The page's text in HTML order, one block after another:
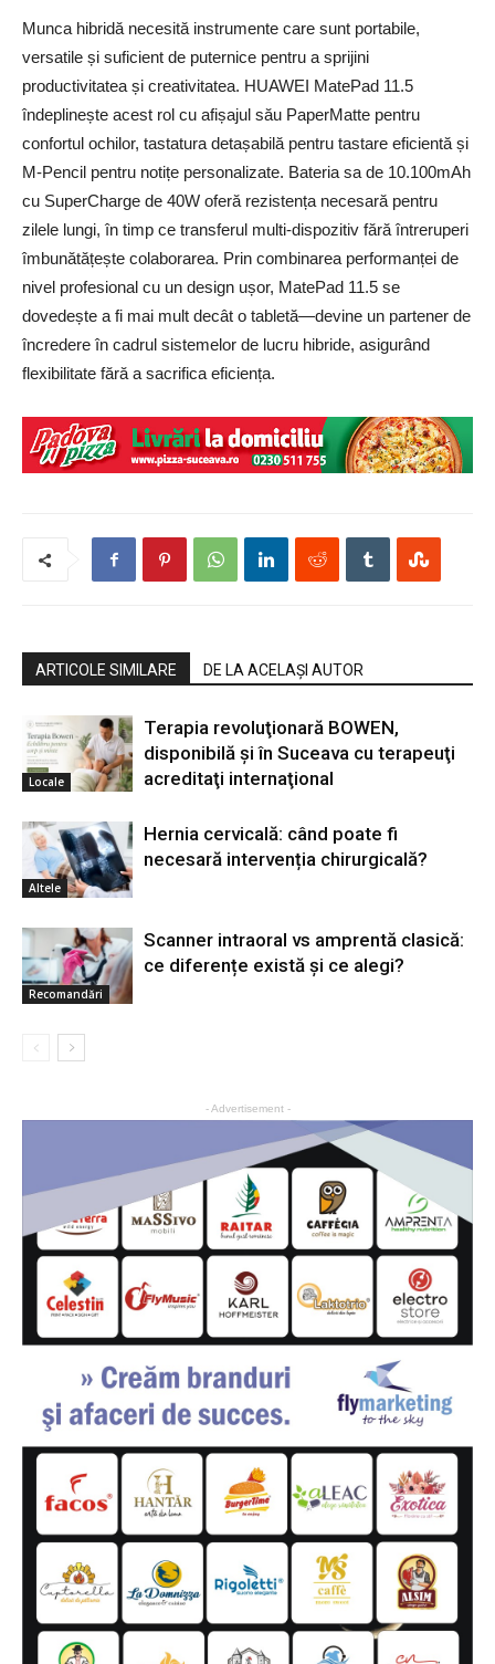
Munca hibridă necesită instrumente care sunt portabile,
versatile și suficient de puternice pentru a sprijini
productivitatea și creativitatea. HUAWEI MatePad 11.5
îndeplinește acest rol cu afișajul său PaperMatte pentru
confortul ochilor, tastatura detașabilă pentru tastare eficientă și
M-Pencil pentru notițe personalizate. Bateria sa de 10.100mAh
cu SuperCharge de 40W oferă rezistența necesară pentru
zilele lungi, în timp ce transferul multi-dispozitiv fără întreruperi
îmbunătățește colaborarea. Prin combinarea performanței de
nivel profesional cu un design ușor, MatePad 11.5 se
dovedește a fi mai mult decât o tabletă—devine un partener de
încredere în cadrul sistemelor de lucru hibride, asigurând
flexibilitate fără a sacrifica eficiența.
ARTICOLE SIMILARE DE LA ACELAȘI AUTOR
Locale
Terapia revoluţionară BOWEN,
disponibilă şi în Suceava cu terapeuţi
acreditaţi internaţional
Altele
Hernia cervicală: când poate fi
necesară intervenția chirurgicală?
Recomandări
Scanner intraoral vs amprentă clasică:
ce diferențe există și ce alegi?
- Advertisement -